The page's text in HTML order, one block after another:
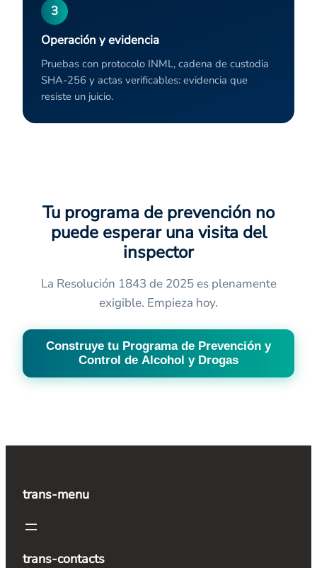
3
Operación y evidencia
Pruebas con protocolo INML, cadena de custodia
SHA-256 y actas verificables: evidencia que
resiste un juicio.
Tu programa de prevención no
puede esperar una visita del
inspector
La Resolución 1843 de 2025 es plenamente
exigible. Empieza hoy.
Construye tu Programa de Prevención y
Control de Alcohol y Drogas
trans-menu
trans-contacts